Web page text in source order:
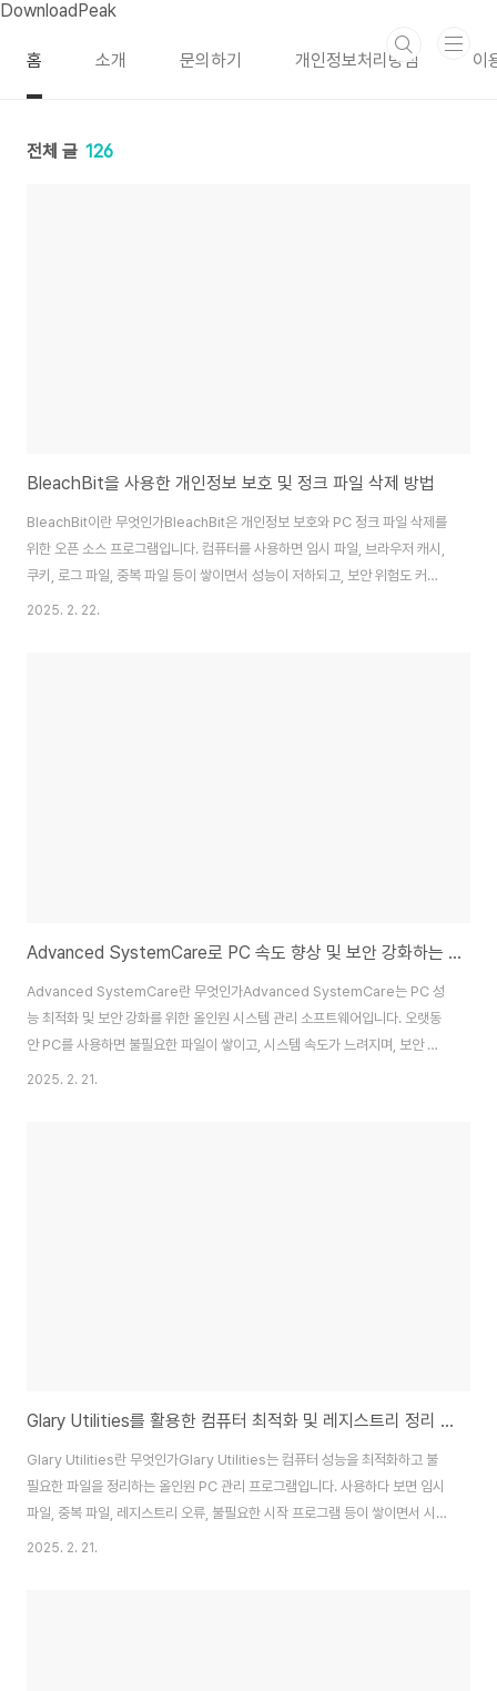
본문 바로가기
DownloadPeak
홈 소개 문의하기 개인정보처리방침 이
전체 글 126
BleachBit을 사용한 개인정보 보호 및 정크 파일 삭제 방법
BleachBit이란 무엇인가BleachBit은 개인정보 보호와 PC 정크 파일 삭제를
위한 오픈 소스 프로그램입니다. 컴퓨터를 사용하면 임시 파일, 브라우저 캐시,
쿠키, 로그 파일, 중복 파일 등이 쌓이면서 성능이 저하되고, 보안 위험도 커질
수 있습니다. BleachBit은 이러한 불필요한 파일을 안전하게 삭제하고, 개인
2025. 2. 22.
Advanced SystemCare로 PC 속도 향상 및 보안 강화하는 방법
Advanced SystemCare란 무엇인가Advanced SystemCare는 PC 성
능 최적화 및 보안 강화를 위한 올인원 시스템 관리 소프트웨어입니다. 오랫동
안 PC를 사용하면 불필요한 파일이 쌓이고, 시스템 속도가 느려지며, 보안 취
약점이 발생할 수 있습니다. 이런 문제를 해결하기 위해 불필요한 파일 정리, 레
2025. 2. 21.
Glary Utilities를 활용한 컴퓨터 최적화 및 레지스트리 정리 가이드
Glary Utilities란 무엇인가Glary Utilities는 컴퓨터 성능을 최적화하고 불
필요한 파일을 정리하는 올인원 PC 관리 프로그램입니다. 사용하다 보면 임시
파일, 중복 파일, 레지스트리 오류, 불필요한 시작 프로그램 등이 쌓이면서 시스
템 속도가 저하될 수 있습니다. 이러한 문제를 해결하기 위해 Glary Utilities
2025. 2. 21.